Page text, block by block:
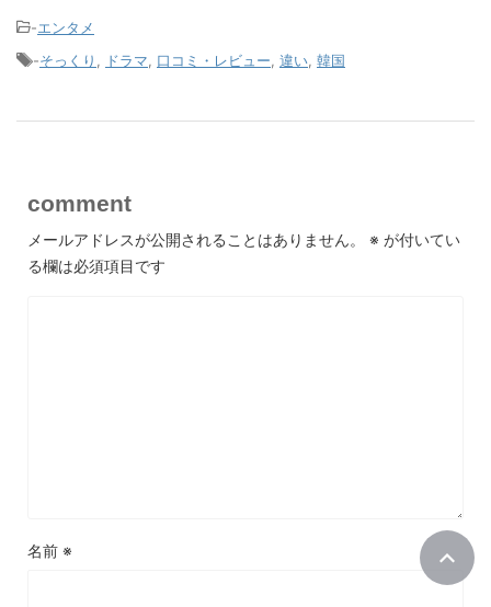
-エンタメ
-そっくり ドラマ 口コミ・レビュー 違い 韓国
comment
メールアドレスが公開されることはありません。 ※ が付いてい
る欄は必須項目です
名前 ※